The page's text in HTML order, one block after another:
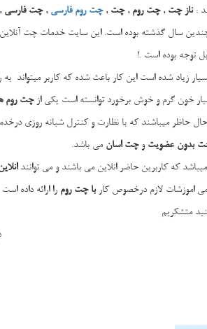
:ناز چت ,چت روم ,چت ,چت روم فارسی ,چت فارسی
سال گذشته بوده است. این سایت خدمات چت
توجه بوده است .!
زیاد شده است این کار باعث شدهکه کاربر میتواند
خون گرم و خوش برخوردتوانسته است یکی ازچت روم
حاظر میباشند که با نظارتو کنترل شبانه روزی
بدون عضویتوچت اسانمی باشد.
که کاربرین حاضرانلاین می باشند و می توانند
اموزشات لازم درخصوص کاربا چت روم را ارائه داده
متشکریم